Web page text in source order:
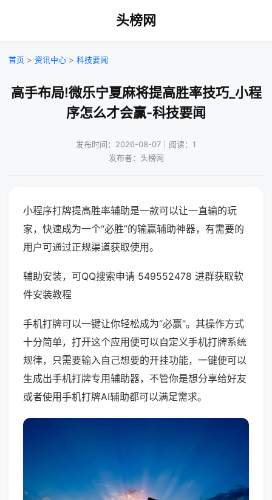
头榜网
首页 > 资讯中心 > 科技要闻
高手布局!微乐宁夏麻将提高胜率技巧_小程
序怎么才会赢-科技要闻
发布时间：2026-08-07｜阅读：1
发布者：头榜网
小程序打牌提高胜率辅助是一款可以让一直输的玩
家，快速成为一个“必胜”的输赢辅助神器，有需要的
用户可通过正规渠道获取使用。
辅助安装，可QQ搜索申请 549552478 进群获取软
件安装教程
手机打牌可以一键让你轻松成为“必赢”。其操作方式
十分简单，打开这个应用便可以自定义手机打牌系统
规律，只需要输入自己想要的开挂功能，一键便可以
生成出手机打牌专用辅助器，不管你是想分享给好友
或者使用手机打牌AI辅助都可以满足需求。